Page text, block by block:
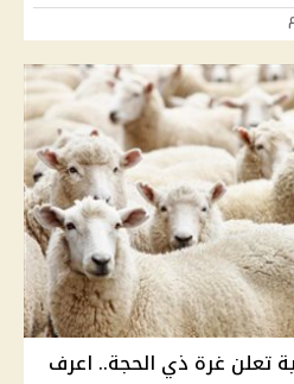
تعلن غرة ذي الحجة.. اعرف